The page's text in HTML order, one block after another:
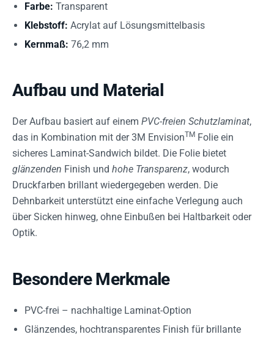
Farbe: Transparent
Klebstoff: Acrylat auf Lösungsmittelbasis
Kernmaß: 76,2 mm
Aufbau und Material
Der Aufbau basiert auf einem PVC-freien Schutzlaminat,
das in Kombination mit der 3M EnvisionTM Folie ein
sicheres Laminat-Sandwich bildet. Die Folie bietet
glänzenden Finish und hohe Transparenz, wodurch
Druckfarben brillant wiedergegeben werden. Die
Dehnbarkeit unterstützt eine einfache Verlegung auch
über Sicken hinweg, ohne Einbußen bei Haltbarkeit oder
Optik.
Besondere Merkmale
PVC-frei – nachhaltige Laminat-Option
Glänzendes, hochtransparentes Finish für brillante